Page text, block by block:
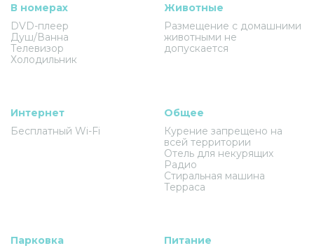
В номерах
DVD-плеер
Душ/Ванна
Телевизор
Холодильник
Животные
Размещение с домашними
животными не
допускается
Интернет
Бесплатный Wi-Fi
Общее
Курение запрещено на
всей территории
Отель для некурящих
Радио
Стиральная машина
Терраса
Парковка
Питание